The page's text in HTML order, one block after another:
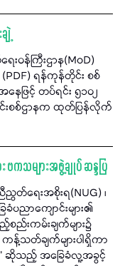
ျဲ့
ဝန်ကြီးဌာန(MoD)
ရန်ကုန်တိုင်း စစ်
ဖြင့် တပ်ရင်း ၅၁၀၂
းစစ်ဌာနက ထုတ်ပြန်လိုက်
ကသများအဖွဲ့ချုပ် ဆန္ဒပြ
တ်ရေးအစိုးရ(NUG) ၊
ညာကျောင်းများ၏
ည်းကမ်းချက်များ၌
န့်သတ်ချက်များပါရှိကာ
ဆိုသည့် အခြေခံလူ့အခွင့်